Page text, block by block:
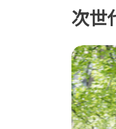
次世